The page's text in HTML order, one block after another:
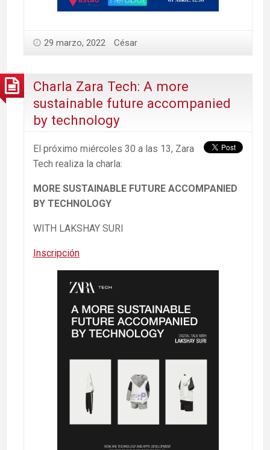
29 marzo, 2022 César
Charla Zara Tech: A more
sustainable future accompanied
by technology
El próximo miércoles 30 a las 13, Zara
Tech realiza la charla:
MORE SUSTAINABLE FUTURE ACCOMPANIED
BY TECHNOLOGY
WITH LAKSHAY SURI
Inscripción